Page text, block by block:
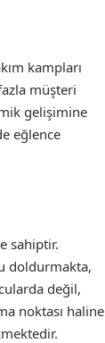
kampları
müşteri
gelişimine
eğlence
sahiptir.
doldurmakta,
değil,
noktası haline